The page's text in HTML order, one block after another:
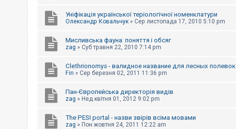
Уніфікація української теріологічної номенклатури
Олександр Ковальчук » Сер листопада 17, 2010 5:10 pm
Мисливська фауна: поняття і обсяг
zag » Суб травня 22, 2010 7:14 pm
Clethrionomys - валидное название для лесных полевок
Fin » Сер березня 02, 2011 11:36 pm
Пан-Європейська директорія видів
zag » Нед квітня 01, 2012 9:02 pm
The PESI portal - назви звірів всіма мовами
zag » Пон жовтня 24, 2011 12:22 am